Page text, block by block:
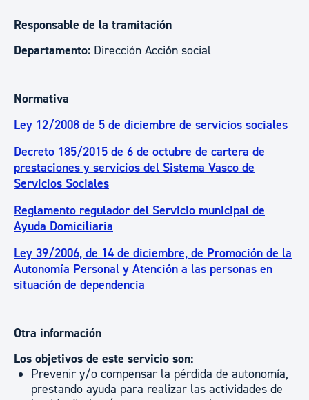
Responsable de la tramitación
Departamento: Dirección Acción social
Normativa
Ley 12/2008 de 5 de diciembre de servicios sociales
Decreto 185/2015 de 6 de octubre de cartera de
prestaciones y servicios del Sistema Vasco de
Servicios Sociales
Reglamento regulador del Servicio municipal de
Ayuda Domiciliaria
Ley 39/2006, de 14 de diciembre, de Promoción de la
Autonomía Personal y Atención a las personas en
situación de dependencia
Otra información
Los objetivos de este servicio son:
Prevenir y/o compensar la pérdida de autonomía,
prestando ayuda para realizar las actividades de